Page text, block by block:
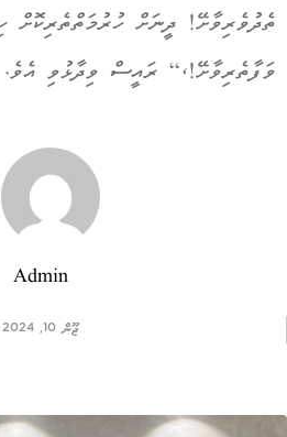
ތެދުވެރިވާށޭ! ދީނަށް ހުރުމަތްތެރިކޮށް
ވަފާތެރިވާށޭ!،“ ރައީސް ވިދާޅުވި އެވެ.
Admin
ޖޫން 10, 2024